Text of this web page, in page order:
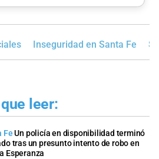
Inseguridad en Santa Fe
leer:
Fe Un policía en disponibilidad terminó
tras un presunto intento de robo en
Esperanza